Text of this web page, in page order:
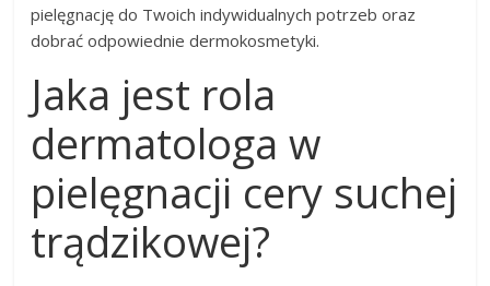
pielęgnację do Twoich indywidualnych potrzeb oraz
dobrać odpowiednie dermokosmetyki.
Jaka jest rola
dermatologa w
pielęgnacji cery suchej
trądzikowej?